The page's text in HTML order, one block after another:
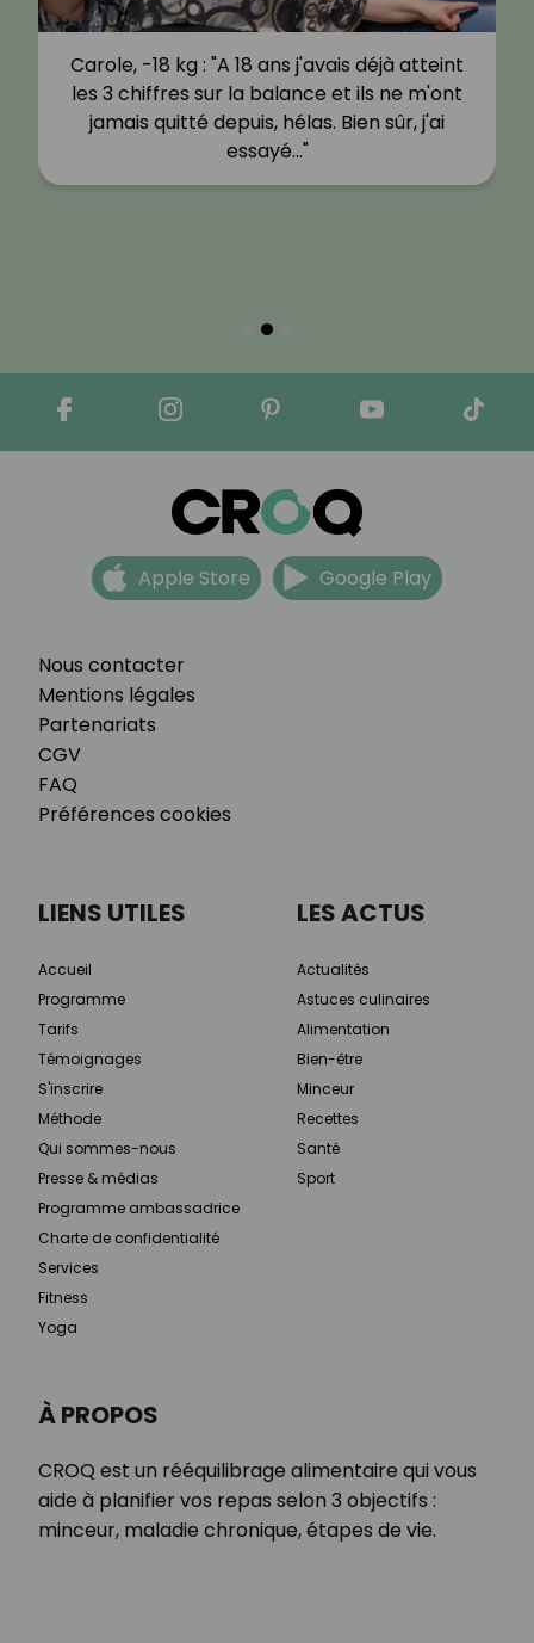
Carole, -18 kg : "A 18 ans j'avais déjà atteint
les 3 chiffres sur la balance et ils ne m'ont
jamais quitté depuis, hélas. Bien sûr, j'ai
essayé…"
Nous contacter
Mentions légales
Partenariats
CGV
FAQ
Préférences cookies
Apple Store Google Play
À PROPOS
CROQ est un rééquilibrage alimentaire qui vous
aide à planifier vos repas selon 3 objectifs :
minceur, maladie chronique, étapes de vie.
LIENS UTILES
Accueil
Programme
Tarifs
Témoignages
S'inscrire
Méthode
Qui sommes-nous
Presse & médias
Programme ambassadrice
Charte de confidentialité
Services
Fitness
Yoga
LES ACTUS
Actualités
Astuces culinaires
Alimentation
Bien-être
Minceur
Recettes
Santé
Sport